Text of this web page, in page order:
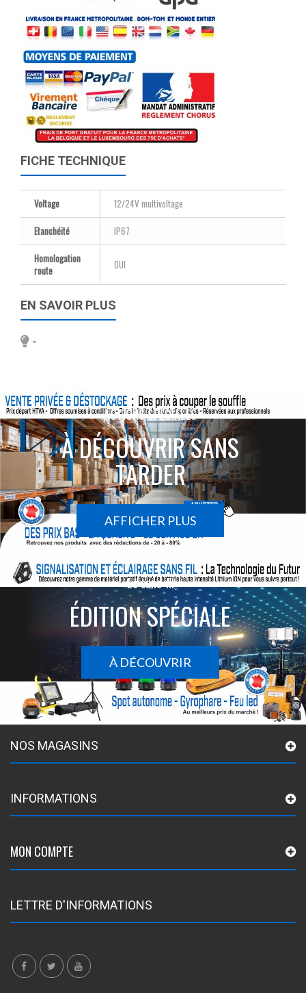
FICHE TECHNIQUE
Voltage
12/24V multivoltage
Etanchéité
IP67
Homologation
route
OUI
EN SAVOIR PLUS
-
ACTIONS SPÉCIALES
À DÉCOUVRIR SANS
TARDER
AFFICHER PLUS
Le sans-fil
ÉDITION SPÉCIALE
À DÉCOUVRIR
NOS MAGASINS
INFORMATIONS
MON COMPTE
LETTRE D'INFORMATIONS